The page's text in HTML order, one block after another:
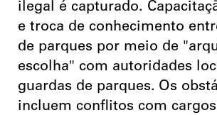
ilegal é capturado.
e troca de conhecimento
de parques por meio de
escolha" com autoridades
guardas de parques. Os
incluem conflitos com